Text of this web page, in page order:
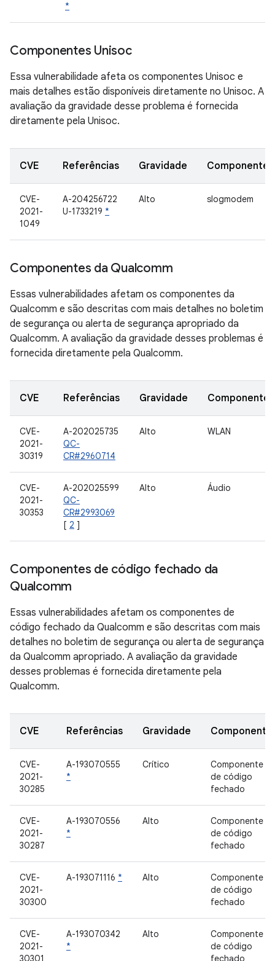
*
Componentes Unisoc
Essa vulnerabilidade afeta os componentes Unisoc e
mais detalhes estão disponíveis diretamente no Unisoc. A
avaliação da gravidade desse problema é fornecida
diretamente pela Unisoc.
CVE Referências Gravidade Componente
CVE-
2021-
1049
A-204256722
U-1733219 *
Alto slogmodem
Componentes da Qualcomm
Essas vulnerabilidades afetam os componentes da
Qualcomm e são descritas com mais detalhes no boletim
de segurança ou alerta de segurança apropriado da
Qualcomm. A avaliação da gravidade desses problemas é
fornecida diretamente pela Qualcomm.
CVE Referências Gravidade Componente
CVE-
2021-
30319
A-202025735
QC-
CR#2960714
Alto WLAN
CVE-
2021-
30353
A-202025599
QC-
CR#2993069
[ 2 ]
Alto Áudio
Componentes de código fechado da
Qualcomm
Essas vulnerabilidades afetam os componentes de
código fechado da Qualcomm e são descritas com mais
detalhes no boletim de segurança ou alerta de segurança
da Qualcomm apropriado. A avaliação da gravidade
desses problemas é fornecida diretamente pela
Qualcomm.
CVE Referências Gravidade Componente
CVE-
2021-
30285
A-193070555
*
Crítico
Componente
de código
fechado
CVE-
2021-
30287
A-193070556
*
Alto
Componente
de código
fechado
CVE-
2021-
30300
A-193071116 * Alto
Componente
de código
fechado
CVE-
2021-
30301
A-193070342
*
Alto
Componente
de código
fechado